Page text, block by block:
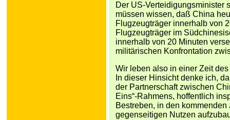
Der US-Verteidigungsminister
müssen wissen, daß China
Flugzeugträger innerhalb von
Flugzeugträger im
innerhalb von 20 Minuten
militärischen Konfrontation
Wir leben also in einer Zeit
In dieser Hinsicht denke ich,
der Partnerschaft zwischen
Eins“-Rahmens, hoffentlich
Bestreben, in den
gegenseitigen Nutzen